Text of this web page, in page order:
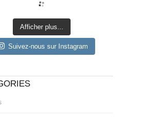
Afficher plus...
Suivez-nous sur Instagram